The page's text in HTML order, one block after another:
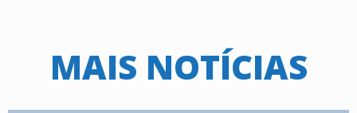
MAIS NOTÍCIAS